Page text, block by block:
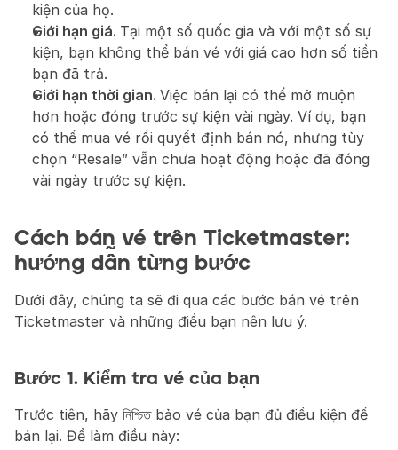
kiện của họ.
Giới hạn giá. Tại một số quốc gia và với một số sự
kiện, bạn không thể bán vé với giá cao hơn số tiền
bạn đã trả.
Giới hạn thời gian. Việc bán lại có thể mở muộn
hơn hoặc đóng trước sự kiện vài ngày. Ví dụ, bạn
có thể mua vé rồi quyết định bán nó, nhưng tùy
chọn “Resale” vẫn chưa hoạt động hoặc đã đóng
vài ngày trước sự kiện.
Cách bán vé trên Ticketmaster:
hướng dẫn từng bước
Dưới đây, chúng ta sẽ đi qua các bước bán vé trên
Ticketmaster và những điều bạn nên lưu ý.
Bước 1. Kiểm tra vé của bạn
Trước tiên, hãy নিশ্চিত bảo vé của bạn đủ điều kiện để
bán lại. Để làm điều này: